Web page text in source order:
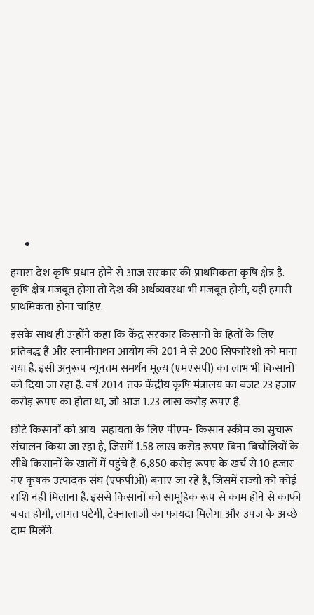
हमारा देश कृषि प्रधान होने से आज सरकार की प्राथमिकता कृषि क्षेत्र है.
कृषि क्षेत्र मजबूत होगा तो देश की अर्थव्यवस्था भी मजबूत होगी, यहीं हमारी
प्राथमिकता होना चाहिए.
इसके साथ ही उन्होंने कहा कि केंद्र सरकार किसानों के हितों के लिए
प्रतिबद्ध है और स्वामीनाथन आयोग की 201 में से 200 सिफारिशों को माना
गया है. इसी अनुरूप न्यूनतम समर्थन मूल्य (एमएसपी) का लाभ भी किसानों
को दिया जा रहा है. वर्ष 2014 तक केंद्रीय कृषि मंत्रालय का बजट 23 हजार
करोड़ रूपए का होता था, जो आज 1.23 लाख करोड़ रूपए है.
छोटे किसानों को आय सहायता के लिए पीएम- किसान स्कीम का सुचारू
संचालन किया जा रहा है, जिसमें 1.58 लाख करोड़ रूपए बिना बिचौलियों के
सीधे किसानों के खातों में पहुंचे हैं. 6,850 करोड़ रूपए के खर्च से 10 हजार
नए कृषक उत्पादक संघ (एफपीओ) बनाए जा रहे हैं, जिसमें राज्यों को कोई
राशि नहीं मिलाना है. इससे किसानों को सामूहिक रूप से काम होने से काफी
बचत होगी, लागत घटेगी, टेक्नालाजी का फायदा मिलेगा और उपज के अच्छे
दाम मिलेंगे.